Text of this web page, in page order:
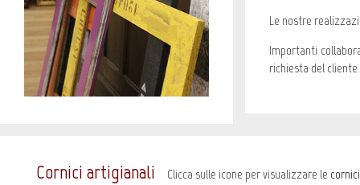
Le nostre
Importanti
richiesta del cliente.
Cornici artigianali Clicca sulle icone per visualizzare le cornici